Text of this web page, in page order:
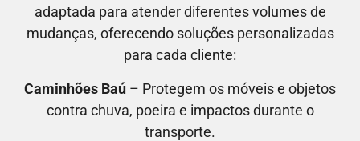
adaptada para atender diferentes volumes de
mudanças, oferecendo soluções personalizadas
para cada cliente:
Caminhões Baú – Protegem os móveis e objetos
contra chuva, poeira e impactos durante o
transporte.